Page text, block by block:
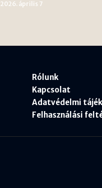
2026. április 7
Rólunk
Kapcsolat
Adatvédelmi
Felhasználási